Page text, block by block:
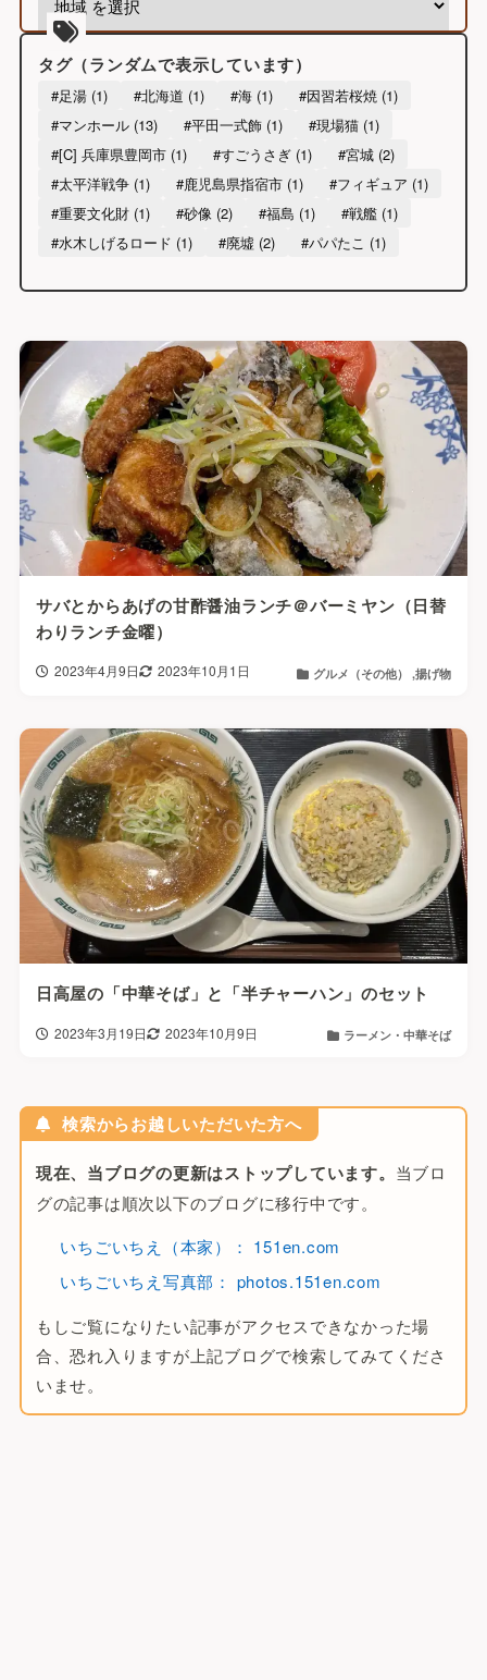
カ
イ
ブ
タグ（ランダムで表示しています）
#足湯 (1) #北海道 (1) #海 (1)
#因習若桜焼 (1)
#マンホール (13)
#平田一式飾 (1)
#現場猫 (1)
#[C] 兵庫県豊岡市 (1)
#すごうさぎ (1)
#宮城 (2)
#太平洋戦争 (1)
#鹿児島県指宿市 (1)
#フィギュア (1)
#重要文化財 (1)
#砂像 (2) #福島 (1)
#戦艦 (1)
#水木しげるロード (1)
#廃墟 (2) #パパたこ (1)
サバとからあげの甘酢醤油ランチ＠バーミヤン（日替
わりランチ金曜）
2023年4月9日 2023年10月1日 グルメ（その他） 揚げ物
日高屋の「中華そば」と「半チャーハン」のセット
2023年3月19日 2023年10月9日 ラーメン・中華そば
検索からお越しいただいた方へ
現在、当ブログの更新はストップしています。 当ブロ
グの記事は順次以下のブログに移行中です。
いちごいちえ（本家）： 151en.com
いちごいちえ写真部： photos.151en.com
もしご覧になりたい記事がアクセスできなかった場
合、恐れ入りますが上記ブログで検索してみてくださ
いませ。